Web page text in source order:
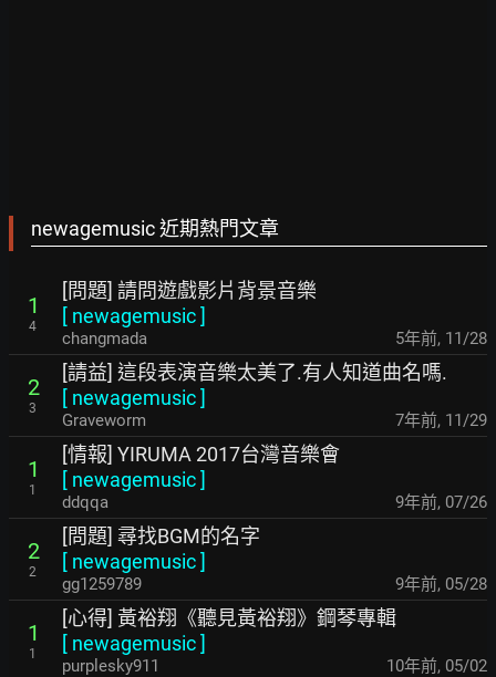
newagemusic 近期熱門文章
1
4
[問題] 請問遊戲影片背景音樂
[ newagemusic]
changmada 5年前, 11/28
2
3
[請益] 這段表演音樂太美了.有人知道曲名嗎.
[ newagemusic]
Graveworm 7年前, 11/29
1
1
[情報] YIRUMA 2017台灣音樂會
[ newagemusic]
ddqqa 9年前, 07/26
2
2
[問題] 尋找BGM的名字
[ newagemusic]
gg1259789 9年前, 05/28
1
1
[心得] 黃裕翔《聽見黃裕翔》鋼琴專輯
[ newagemusic]
purplesky911 10年前, 05/02